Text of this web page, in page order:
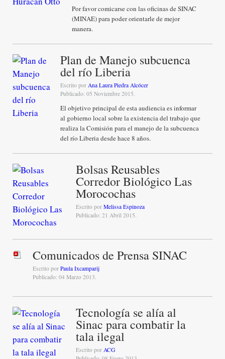
Por favor comicarse con las oficinas de SINAC
(MINAE) para poder orientarle de mejor
manera.
Plan de Manejo subcuenca
del río Liberia
Escrito por Ana Laura Piedra Alcócer
Publicado: 05 Noviembre 2015.
El objetivo principal de esta audiencia es informar
al gobierno local sobre la existencia del trabajo que
realiza la Comisión para el manejo de la subcuenca
del río Liberia desde hace 8 años.
Bolsas Reusables
Corredor Biológico Las
Morocochas
Escrito por Melissa Espinoza
Publicado: 21 Abril 2015.
Comunicados de Prensa SINAC
Escrito por Paula Ixcamparij
Publicado: 04 Marzo 2013.
Tecnología se alía al
Sinac para combatir la
tala ilegal
Escrito por ACG